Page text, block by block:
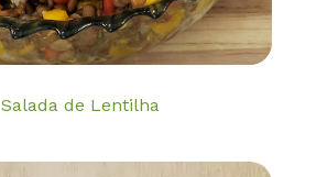
Salada de Lentilha